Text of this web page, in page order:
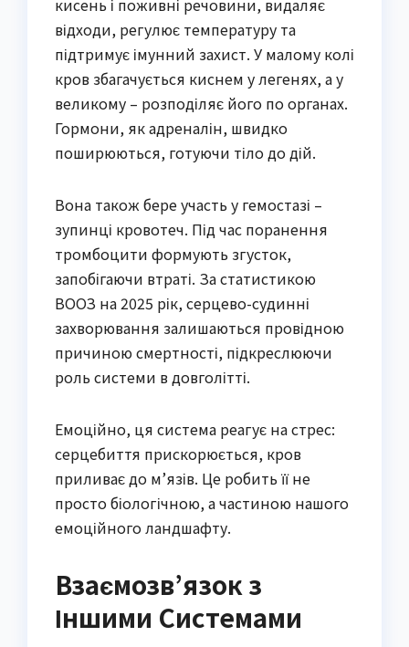
кисень і поживні речовини, видаляє
відходи, регулює температуру та
підтримує імунний захист. У малому колі
кров збагачується киснем у легенях, а у
великому – розподіляє його по органах.
Гормони, як адреналін, швидко
поширюються, готуючи тіло до дій.
Вона також бере участь у гемостазі –
зупинці кровотеч. Під час поранення
тромбоцити формують згусток,
запобігаючи втраті. За статистикою
ВООЗ на 2025 рік, серцево-судинні
захворювання залишаються провідною
причиною смертності, підкреслюючи
роль системи в довголітті.
Емоційно, ця система реагує на стрес:
серцебиття прискорюється, кров
приливає до м’язів. Це робить її не
просто біологічною, а частиною нашого
емоційного ландшафту.
Взаємозв’язок з
Іншими Системами